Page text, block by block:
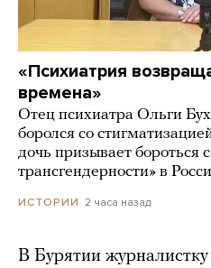
«Психиатрия
времена»
Отец психиатра Ольги
боролся со
дочь призывает бороться
трансгендерности» в
ИСТОРИИ 2 часа назад
В Бурятии